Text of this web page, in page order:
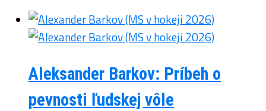
Aleksander Barkov: Príbeh o
pevnosti ľudskej vôle